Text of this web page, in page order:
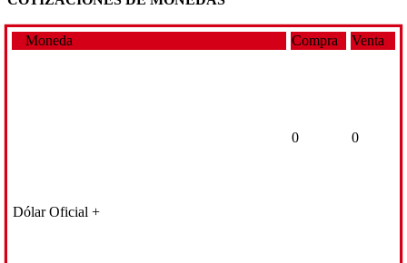
Moneda Compra Venta
Dólar Oficial +
0 0